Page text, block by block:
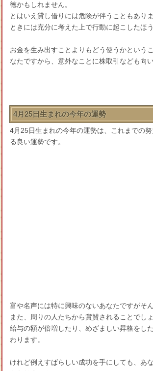
徳かもしれません。
とはいえ貸し借りには危険が伴うこともあり
ときには充分に考えた上で行動に起こしたほ
お金を生み出すことよりもどう使うかという
なたですから、意外なことに株取引なども向
4月25日生まれの今年の運勢
4月25日生まれの今年の運勢は、これまでの
る良い運勢です。
富や名声には特に興味のないあなたですがそ
また、周りの人たちから賞賛されることでしょ
給与の額が倍増したり、めざましい昇格をし
わります。
けれど例えすばらしい成功を手にしても、あ